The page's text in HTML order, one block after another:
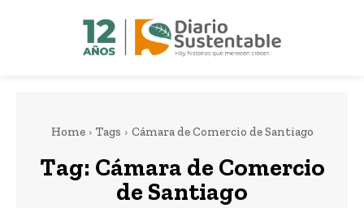
Home Tags Cámara de Comercio de Santiago
Tag: Cámara de Comercio
de Santiago